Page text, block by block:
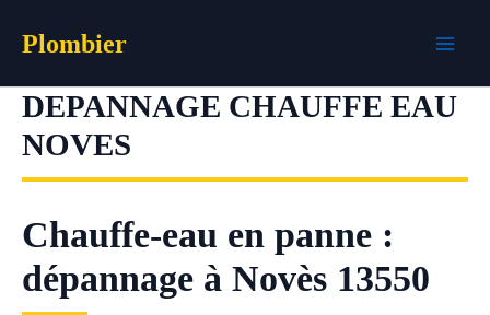
Plombier
DEPANNAGE CHAUFFE EAU
NOVES
Chauffe-eau en panne :
dépannage à Novès 13550